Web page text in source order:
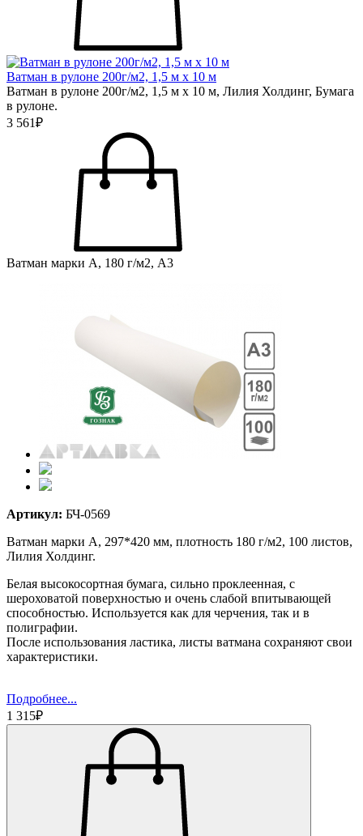
Ватман в рулоне 200г/м2, 1,5 м х 10 м
Ватман в рулоне 200г/м2, 1,5 м х 10 м, Лилия Холдинг, Бумага
в рулоне.
3 561₽
Ватман марки А, 180 г/м2, А3
Артикул: БЧ-0569
Ватман марки А, 297*420 мм, плотность 180 г/м2, 100 листов,
Лилия Холдинг.
Белая высокосортная бумага, сильно проклеенная, с
шероховатой поверхностью и очень слабой впитывающей
способностью. Используется как для черчения, так и в
полиграфии.
После использования ластика, листы ватмана сохраняют свои
характеристики.
Подробнее...
1 315₽